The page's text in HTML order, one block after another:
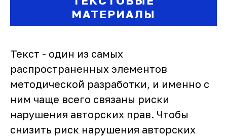
МАТЕРИАЛЫ
Текст - один из самых
распространенных элементов
методической разработки, и именно с
ним чаще всего связаны риски
нарушения авторских прав. Чтобы
снизить риск нарушения авторских